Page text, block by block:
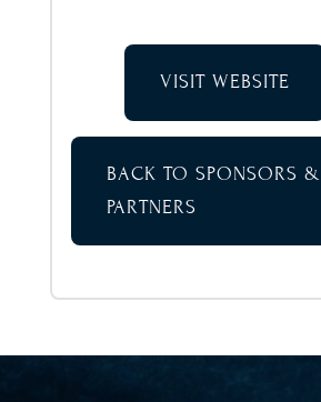
VISIT WEBSITE
BACK TO SPONSORS &
PARTNERS